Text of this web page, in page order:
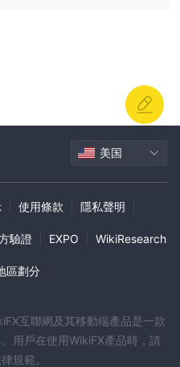
美国
使用條款 隱私聲明
驗證 EXPO WikiResearch
區劃分
互聯網及其移動端產品是一款
用戶在使用WikiFX產品時，請
規範。